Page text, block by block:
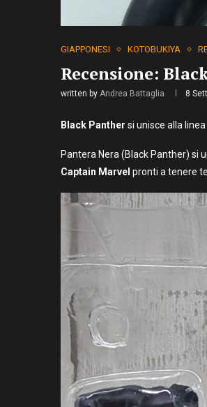
GIAPPONESI KOTOBUKIYA
Recensione:
written by Andrea Battaglia 8
Black Panther si unisce alla
Pantera Nera (Black Panther) si
Captain Marvel pronti a tenere